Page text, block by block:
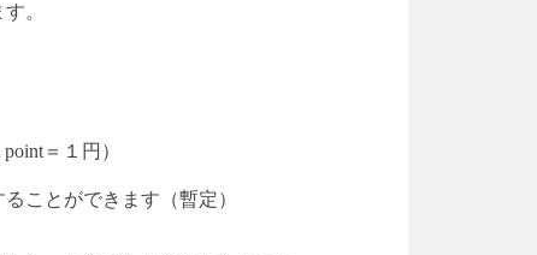
。
＝１円）
ことができます（暫定）